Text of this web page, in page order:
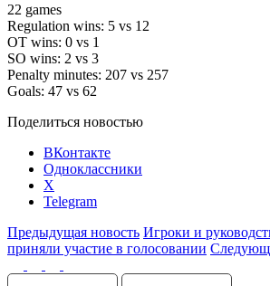
22 games
Regulation wins: 5 vs 12
OT wins: 0 vs 1
SO wins: 2 vs 3
Penalty minutes: 207 vs 257
Goals: 47 vs 62
Поделиться новостью
ВКонтакте
Одноклассники
X
Telegram
Предыдущая новость Игроки и
приняли участие в голосовании